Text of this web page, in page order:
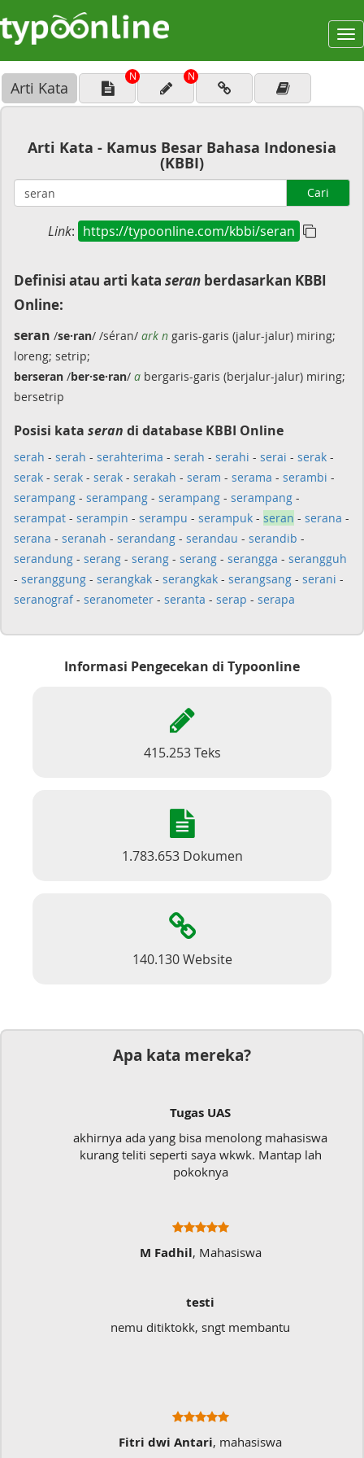
Arti Kata
N N
Arti Kata - Kamus Besar Bahasa Indonesia
(KBBI)
Cari
Link: https://typoonline.com/kbbi/seran
Definisi atau arti kata seran berdasarkan KBBI
Online:
seran /se·ran/ /séran/ ark n garis-garis (jalur-jalur) miring;
loreng; setrip;
berseran /ber·se·ran/ a bergaris-garis (berjalur-jalur) miring;
bersetrip
Posisi kata seran di database KBBI Online
serah - serah - serahterima - serah - serahi - serai - serak -
serak - serak - serak - serakah - seram - serama - serambi -
serampang - serampang - serampang - serampang -
serampat - serampin - serampu - serampuk - seran - serana -
serana - seranah - serandang - serandau - serandib -
serandung - serang - serang - serang - serangga - serangguh
- seranggung - serangkak - serangkak - serangsang - serani -
seranograf- seranometer - seranta - serap - serapa
Informasi Pengecekan di Typoonline
415.253 Teks
1.783.653 Dokumen
140.130 Website
Apa kata mereka?
Tugas UAS
akhirnya ada yang bisa menolong mahasiswa
kurang teliti seperti saya wkwk. Mantap lah
pokoknya
M Fadhil, Mahasiswa
testi
nemu ditiktokk, sngt membantu
Fitri dwi Antari, mahasiswa